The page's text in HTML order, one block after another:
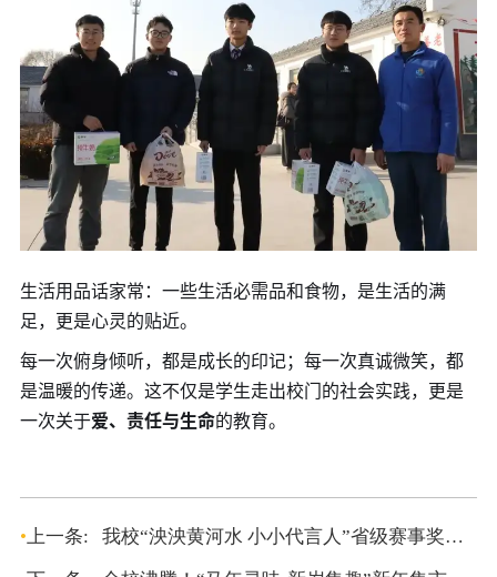
生活用品话家常：一些生活必需品和食物，是生活的满
足，更是心灵的贴近。
每一次俯身倾听，都是成长的印记；每一次真诚微笑，都
是温暖的传递。这不仅是学生走出校门的社会实践，更是
一次关于爱、责任与生命的教育。
• 上一条: 我校“泱泱黄河水 小小代言人”省级赛事奖状荣耀抵达！